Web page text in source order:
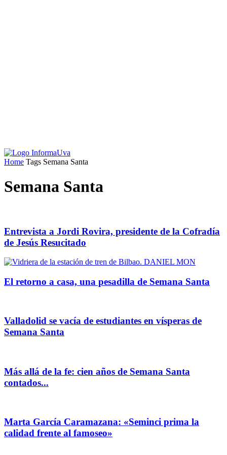
Home Tags Semana Santa
Semana Santa
Entrevista a Jordi Rovira, presidente de la Cofradía
de Jesús Resucitado
El retorno a casa, una pesadilla de Semana Santa
Valladolid se vacía de estudiantes en vísperas de
Semana Santa
Más allá de la fe: cien años de Semana Santa
contados...
Marta García Caramazana: «Seminci prima la
calidad frente al famoseo»